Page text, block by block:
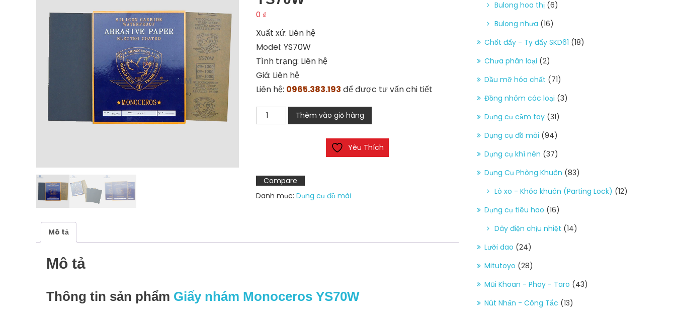
0 ₫
Xuất xứ: Liên hệ
Model: YS70W
Tình trạng: Liên hệ
Giá: Liên hệ
Liên hệ: 0965.383.193 để được tư vấn chi tiết
Giấy
nhám
lượng
Thêm vào giỏ hàng
Yêu Thích
Compare
Danh mục: Dụng cụ đồ mài
Mô tả
Mô tả
Thông tin sản phẩm Giấy nhám Monoceros YS70W
Bulong hoa thị (6)
Bulong nhựa (16)
Chốt đẩy - Ty đẩy SKD61 (18)
Chưa phân loại (2)
Dầu mỡ hóa chất (71)
Đồng nhôm các loại (3)
Dụng cụ cầm tay (31)
Dụng cụ đồ mài (94)
Dụng cụ khí nén (37)
Dụng Cụ Phòng Khuôn (83)
Lò xo - Khóa khuôn (Parting Lock) (12)
Dụng cụ tiêu hao (16)
Dây điện chịu nhiệt (14)
Lưỡi dao (24)
Mitutoyo (28)
Mũi Khoan - Phay - Taro (43)
Nút Nhấn - Công Tắc (13)